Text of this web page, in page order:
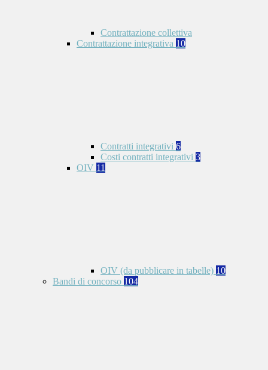
Contrattazione collettiva
Contrattazione integrativa 10
Contratti integrativi 6
Costi contratti integrativi 3
OIV 11
OIV (da pubblicare in tabelle) 10
Bandi di concorso 104